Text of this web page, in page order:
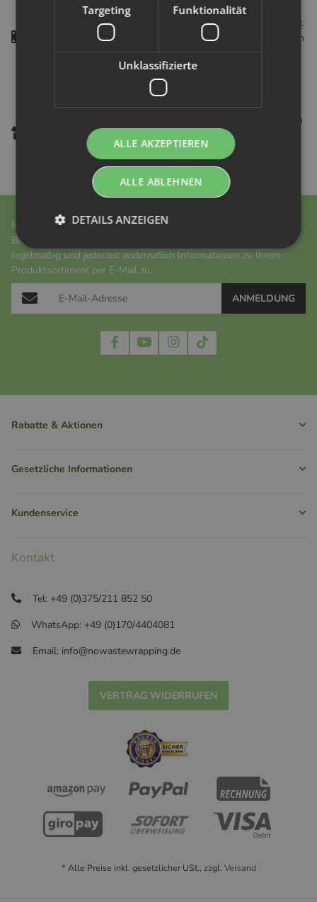
Geld zurück:
Es kann doch immer passieren, dass etwas mal nicht passt.
Wenn du unzufrieden mit deinem Produkt bist, ist dies kein
Grund zur Sorge! Wir kümmern uns darum - schnell und
Gratis Versand:
Schon ab einem Bestellwert von nur 59,-Euro übernehmen
wir die Versandkosten für dich (innerhalb Deutschlands).
Einkaufen, so einfach wie nie - bequem & von zu Hause
Newsletter Anmeldung
Bitte senden Sie mir entsprechend Ihrer
regelmäßig und jederzeit widerruflich Informationen zu Ihrem
Produktsortiment per E-Mail zu.
ANMELDUNG
Rabatte & Aktionen
Gesetzliche Informationen
Kundenservice
Kontakt
Tel: +49 (0)375/211 852 50
WhatsApp: +49 (0)170/4404081
Email: info@nowastewrapping.de
VERTRAG WIDERRUFEN
* Alle Preise inkl. gesetzlicher USt., zzgl. Versand
Targeting Funktionalität
Unklassifizierte
ALLE AKZEPTIEREN
ALLE ABLEHNEN
DETAILS ANZEIGEN